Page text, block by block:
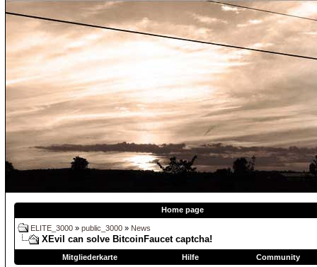
Home page
ELITE_3000 » public_3000 » News
XEvil can solve BitcoinFaucet captcha!
Mitgliederkarte Hilfe Community